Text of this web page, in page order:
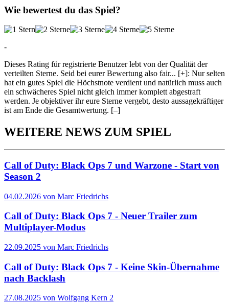
Wie bewertest du das Spiel?
-
Dieses Rating für registrierte Benutzer lebt von der Qualität der
verteilten Sterne. Seid bei eurer Bewertung also fair... [+]: Nur selten
hat ein gutes Spiel die Höchstnote verdient und natürlich muss auch
ein schwächeres Spiel nicht gleich immer komplett abgestraft
werden. Je objektiver ihr eure Sterne vergebt, desto aussagekräftiger
ist am Ende die Gesamtwertung. [–]
WEITERE NEWS ZUM SPIEL
Call of Duty: Black Ops 7 und Warzone - Start von
Season 2
04.02.2026 von Marc Friedrichs
Call of Duty: Black Ops 7 - Neuer Trailer zum
Multiplayer-Modus
22.09.2025 von Marc Friedrichs
Call of Duty: Black Ops 7 - Keine Skin-Übernahme
nach Backlash
27.08.2025 von Wolfgang Kern 2